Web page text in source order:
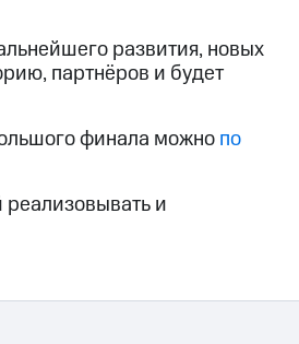
развития, новых
партнёров и будет
финала можнопо
и